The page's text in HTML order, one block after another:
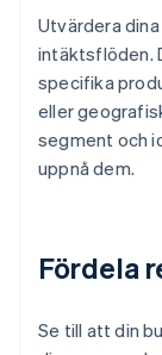
Utvärdera
intäktsflöden.
specifika
eller
segment och
uppnå dem.
Fördela
Se till att din